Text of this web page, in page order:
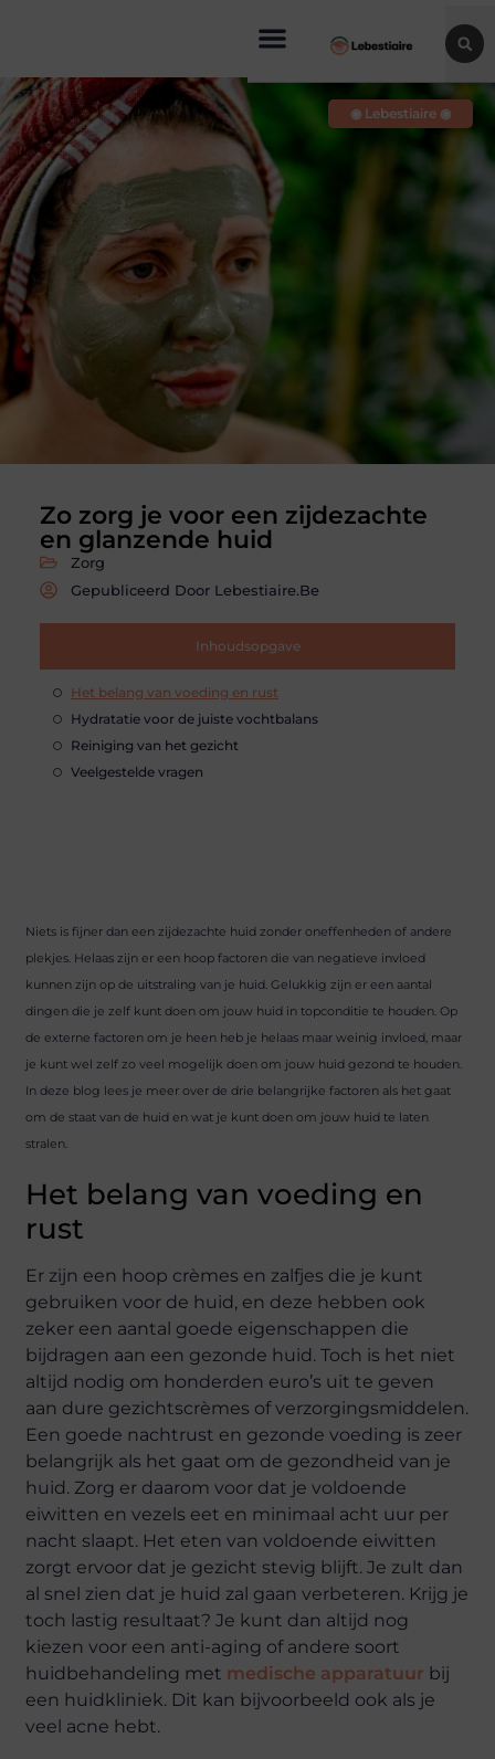
Zo zorg je voor een zijdezachte
en glanzende huid
Zorg
Gepubliceerd Door Lebestiaire.be
Inhoudsopgave
Het belang van voeding en rust
Hydratatie voor de juiste vochtbalans
Reiniging van het gezicht
Veelgestelde vragen
◉ Lebestiaire ◉
Niets is fijner dan een zijdezachte huid zonder oneffenheden of andere
plekjes. Helaas zijn er een hoop factoren die van negatieve invloed
kunnen zijn op de uitstraling van je huid. Gelukkig zijn er een aantal
dingen die je zelf kunt doen om jouw huid in topconditie te houden. Op
de externe factoren om je heen heb je helaas maar weinig invloed, maar
je kunt wel zelf zo veel mogelijk doen om jouw huid gezond te houden.
In deze blog lees je meer over de drie belangrijke factoren als het gaat
om de staat van de huid en wat je kunt doen om jouw huid te laten
stralen.
Het belang van voeding en
rust
Er zijn een hoop crèmes en zalfjes die je kunt
gebruiken voor de huid, en deze hebben ook
zeker een aantal goede eigenschappen die
bijdragen aan een gezonde huid. Toch is het niet
altijd nodig om honderden euro’s uit te geven
aan dure gezichtscrèmes of verzorgingsmiddelen.
Een goede nachtrust en gezonde voeding is zeer
belangrijk als het gaat om de gezondheid van je
huid. Zorg er daarom voor dat je voldoende
eiwitten en vezels eet en minimaal acht uur per
nacht slaapt. Het eten van voldoende eiwitten
zorgt ervoor dat je gezicht stevig blijft. Je zult dan
al snel zien dat je huid zal gaan verbeteren. Krijg je
toch lastig resultaat? Je kunt dan altijd nog
kiezen voor een anti-aging of andere soort
huidbehandeling met medische apparatuur bij
een huidkliniek. Dit kan bijvoorbeeld ook als je
veel acne hebt.